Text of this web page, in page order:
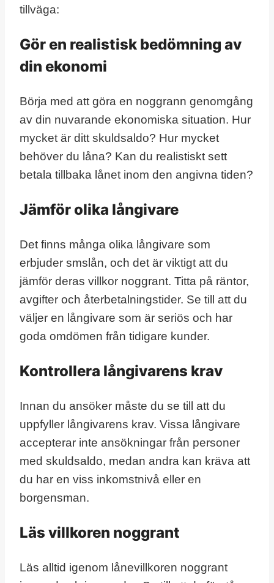
tillväga:
Gör en realistisk bedömning av
din ekonomi
Börja med att göra en noggrann genomgång
av din nuvarande ekonomiska situation. Hur
mycket är ditt skuldsaldo? Hur mycket
behöver du låna? Kan du realistiskt sett
betala tillbaka lånet inom den angivna tiden?
Jämför olika långivare
Det finns många olika långivare som
erbjuder smslån, och det är viktigt att du
jämför deras villkor noggrant. Titta på räntor,
avgifter och återbetalningstider. Se till att du
väljer en långivare som är seriös och har
goda omdömen från tidigare kunder.
Kontrollera långivarens krav
Innan du ansöker måste du se till att du
uppfyller långivarens krav. Vissa långivare
accepterar inte ansökningar från personer
med skuldsaldo, medan andra kan kräva att
du har en viss inkomstnivå eller en
borgensman.
Läs villkoren noggrant
Läs alltid igenom lånevillkoren noggrant